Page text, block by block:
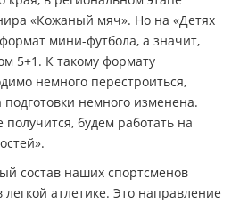
«Кожаный мяч». Но на «Детях
мини-футбола, а значит,
5+1. К такому формату
немного перестроиться,
немного изменена.
будем работать на
состав наших спортсменов
легкой атлетике. Это направление